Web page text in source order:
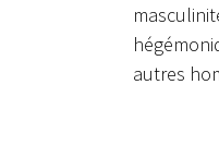
autres